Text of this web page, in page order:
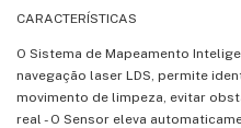
CARACTERÍSTICAS
O Sistema de Mapeamento
navegação laser LDS, permite
movimento de limpeza, evitar
real - O Sensor eleva